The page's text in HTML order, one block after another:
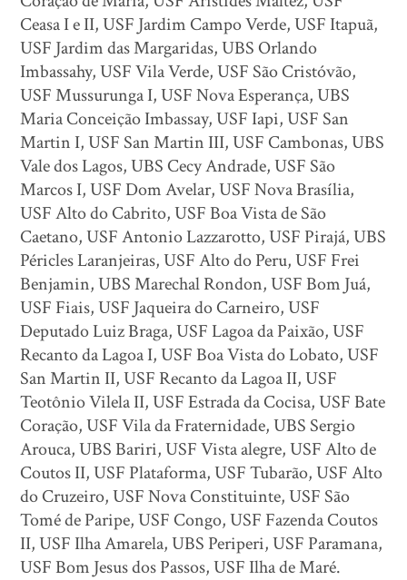
Ceasa I e II, USF Jardim Campo Verde, USF Itapuã,
USF Jardim das Margaridas, UBS Orlando
Imbassahy, USF Vila Verde, USF São Cristóvão,
USF Mussurunga I, USF Nova Esperança, UBS
Maria Conceição Imbassay, USF Iapi, USF San
Martin I, USF San Martin III, USF Cambonas, UBS
Vale dos Lagos, UBS Cecy Andrade, USF São
Marcos I, USF Dom Avelar, USF Nova Brasília,
USF Alto do Cabrito, USF Boa Vista de São
Caetano, USF Antonio Lazzarotto, USF Pirajá, UBS
Péricles Laranjeiras, USF Alto do Peru, USF Frei
Benjamin, UBS Marechal Rondon, USF Bom Juá,
USF Fiais, USF Jaqueira do Carneiro, USF
Deputado Luiz Braga, USF Lagoa da Paixão, USF
Recanto da Lagoa I, USF Boa Vista do Lobato, USF
San Martin II, USF Recanto da Lagoa II, USF
Teotônio Vilela II, USF Estrada da Cocisa, USF Bate
Coração, USF Vila da Fraternidade, UBS Sergio
Arouca, UBS Bariri, USF Vista alegre, USF Alto de
Coutos II, USF Plataforma, USF Tubarão, USF Alto
do Cruzeiro, USF Nova Constituinte, USF São
Tomé de Paripe, USF Congo, USF Fazenda Coutos
II, USF Ilha Amarela, UBS Periperi, USF Paramana,
USF Bom Jesus dos Passos, USF Ilha de Maré.